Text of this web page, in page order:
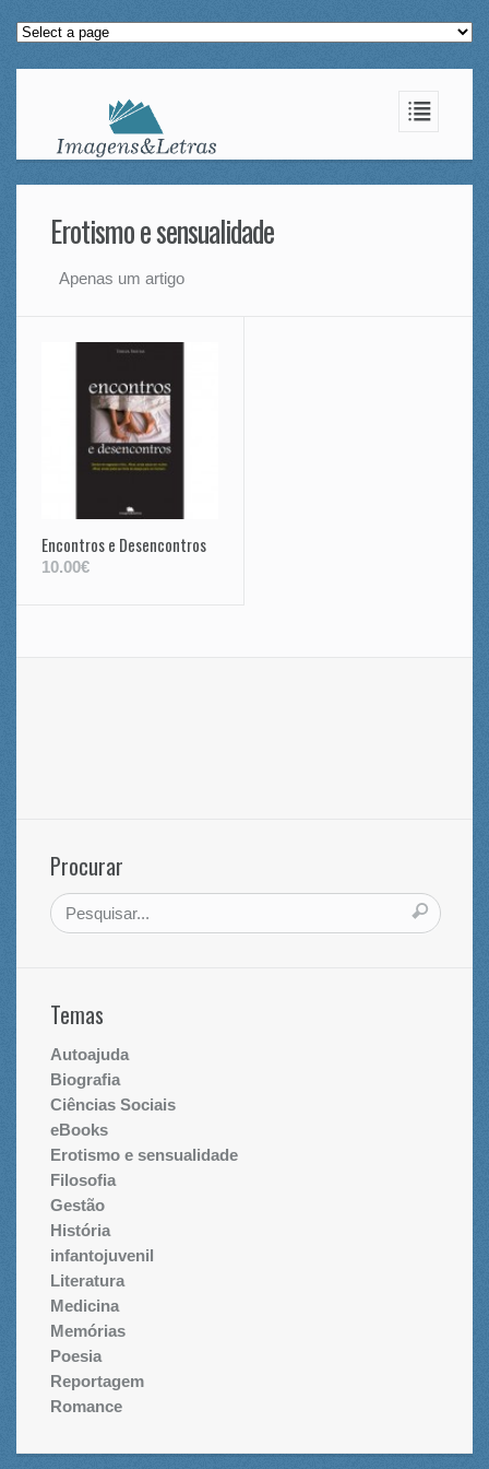
Erotismo e sensualidade
Apenas um artigo
Encontros e Desencontros
10.00€
Procurar
Temas
Autoajuda
Biografia
Ciências Sociais
eBooks
Erotismo e sensualidade
Filosofia
Gestão
História
infantojuvenil
Literatura
Medicina
Memórias
Poesia
Reportagem
Romance